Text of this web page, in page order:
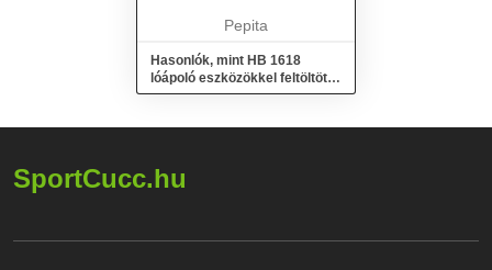
Pepita
Hasonlók, mint HB 1618
lóápoló eszközökkel feltöltött
táska
SportCucc.hu